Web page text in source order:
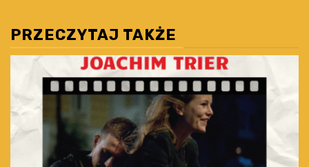
PRZECZYTAJ TAKŻE